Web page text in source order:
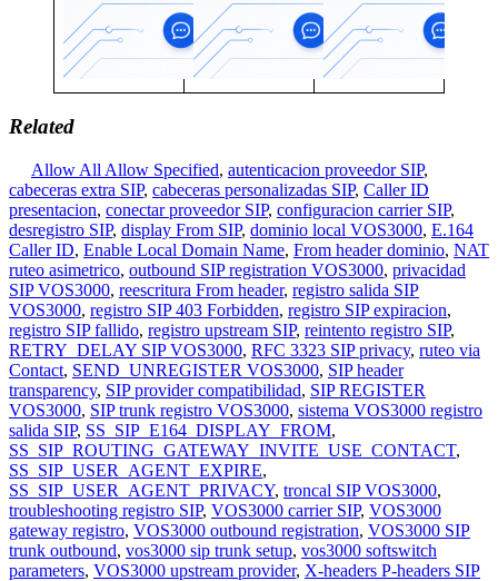
Related
Allow All Allow Specified, autenticacion proveedor SIP,
cabeceras extra SIP, cabeceras personalizadas SIP, Caller ID
presentacion, conectar proveedor SIP, configuracion carrier SIP,
desregistro SIP, display From SIP, dominio local VOS3000, E.164
Caller ID, Enable Local Domain Name, From header dominio, NAT
ruteo asimetrico, outbound SIP registration VOS3000, privacidad
SIP VOS3000, reescritura From header, registro salida SIP
VOS3000, registro SIP 403 Forbidden, registro SIP expiracion,
registro SIP fallido, registro upstream SIP, reintento registro SIP,
RETRY_DELAY SIP VOS3000, RFC 3323 SIP privacy, ruteo via
Contact, SEND_UNREGISTER VOS3000, SIP header
transparency, SIP provider compatibilidad, SIP REGISTER
VOS3000, SIP trunk registro VOS3000, sistema VOS3000 registro
salida SIP, SS_SIP_E164_DISPLAY_FROM,
SS_SIP_ROUTING_GATEWAY_INVITE_USE_CONTACT,
SS_SIP_USER_AGENT_EXPIRE,
SS_SIP_USER_AGENT_PRIVACY, troncal SIP VOS3000,
troubleshooting registro SIP, VOS3000 carrier SIP, VOS3000
gateway registro, VOS3000 outbound registration, VOS3000 SIP
trunk outbound, vos3000 sip trunk setup, vos3000 softswitch
parameters, VOS3000 upstream provider, X-headers P-headers SIP